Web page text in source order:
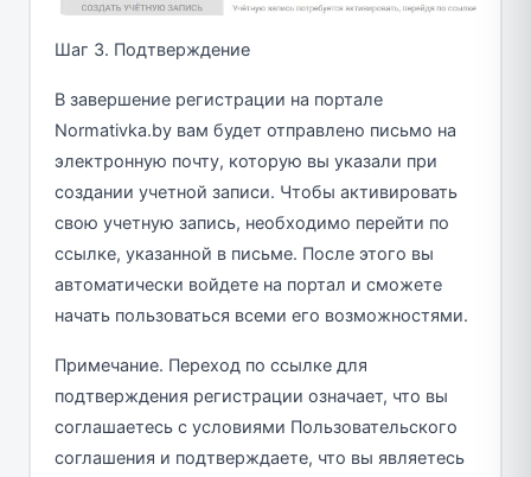
Шаг 3. Подтверждение
В завершение регистрации на портале
Normativka.by вам будет отправлено письмо на
электронную почту, которую вы указали при
создании учетной записи. Чтобы активировать
свою учетную запись, необходимо перейти по
ссылке, указанной в письме. После этого вы
автоматически войдете на портал и сможете
начать пользоваться всеми его возможностями.
Примечание. Переход по ссылке для
подтверждения регистрации означает, что вы
соглашаетесь с условиями Пользовательского
соглашения и подтверждаете, что вы являетесь